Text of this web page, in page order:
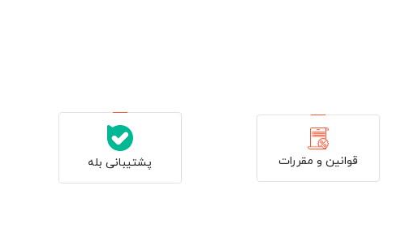
قوانین و مقررات پشتیبانی بله